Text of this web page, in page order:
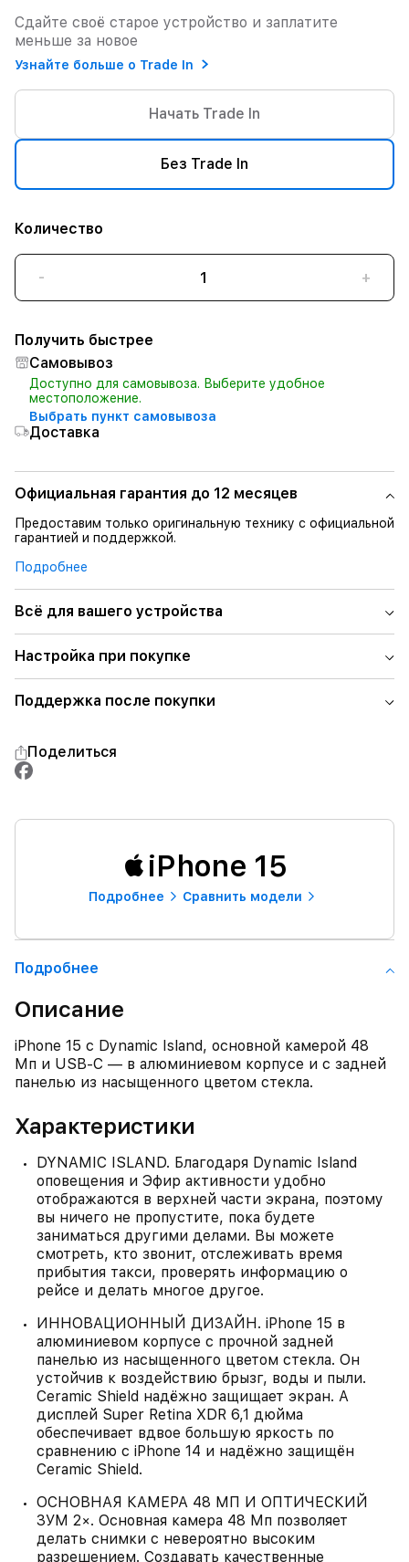
Сдайте своё старое устройство и заплатите
меньше за новое
Узнайте больше о Trade In
Начать Trade In
Без Trade In
Количество
- +
Получить быстрее
Самовывоз
Доступно для самовывоза. Выберите удобное
местоположение.
Выбрать пункт самовывоза
Доставка
Официальная гарантия до 12 месяцев
Предоставим только оригинальную технику с официальной
гарантией и поддержкой.
Подробнее
Всё для вашего устройства
Настройка при покупке
Поддержка после покупки
Поделиться
iPhone 15
Подробнее Сравнить модели
Подробнее
Описание
iPhone 15 с Dynamic Island, основной камерой 48
Мп и USB‑C — в алюминиевом корпусе и с задней
панелью из насыщенного цветом стекла.
Характеристики
DYNAMIC ISLAND. Благодаря Dynamic Island
оповещения и Эфир активности удобно
отображаются в верхней части экрана, поэтому
вы ничего не пропустите, пока будете
заниматься другими делами. Вы можете
смотреть, кто звонит, отслеживать время
прибытия такси, проверять информацию о
рейсе и делать многое другое.
ИННОВАЦИОННЫЙ ДИЗАЙН. iPhone 15 в
алюминиевом корпусе с прочной задней
панелью из насыщенного цветом стекла. Он
устойчив к воздействию брызг, воды и пыли.
Ceramic Shield надёжно защищает экран. А
дисплей Super Retina XDR 6,1 дюйма
обеспечивает вдвое большую яркость по
сравнению с iPhone 14 и надёжно защищён
Ceramic Shield.
ОСНОВНАЯ КАМЕРА 48 МП И ОПТИЧЕСКИЙ
ЗУМ 2×. Основная камера 48 Мп позволяет
делать снимки с невероятно высоким
разрешением. Создавать качественные